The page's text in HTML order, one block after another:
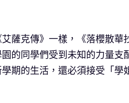
薩克傳》一樣，《落櫻散華
的同學們受到未知的力量支
期的生活，還必須接受「學